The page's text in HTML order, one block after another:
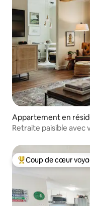
Appartement en
Retraite paisible
Coups de cœur
Coup de cœur